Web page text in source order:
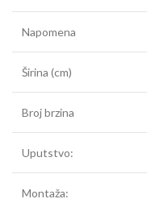
Napomena
Širina (cm)
Broj brzina
Uputstvo:
Montaža: